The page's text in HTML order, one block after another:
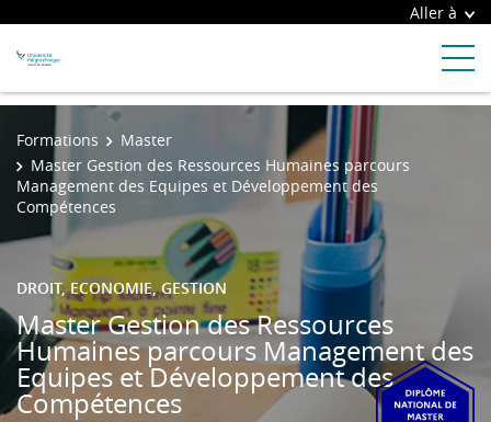
Aller à
Formations
Master
Master Gestion des Ressources Humaines parcours
Management des Equipes et Développement des
Compétences
DROIT, ECONOMIE, GESTION
Master Gestion des Ressources
Humaines parcours Management des
Equipes et Développement des
Compétences